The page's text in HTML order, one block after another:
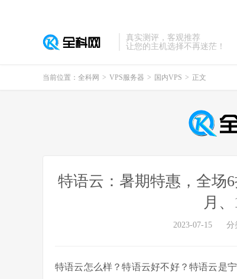
真实测评，客观推荐
让您的主机选择不再迷茫！
当前位置： 全科网 > VPS服务器 > 国内VPS > 正文
特语云：暑期特惠，全场
月
2023-07-15 分
特语云怎么样？特语云好不好？特语云是